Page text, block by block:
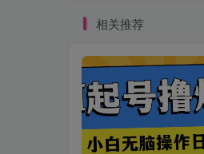
相关推荐